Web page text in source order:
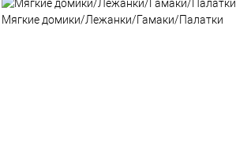
Мягкие домики/Лежанки/Гамаки/Палатки